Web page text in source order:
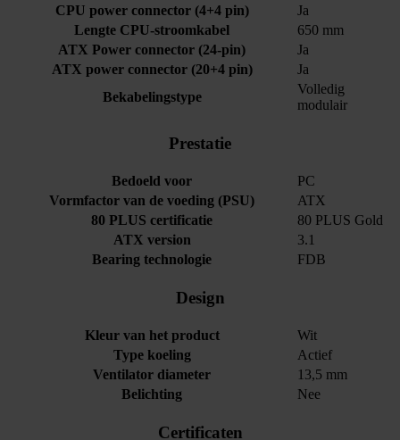
CPU power connector (4+4 pin)
Ja
Lengte CPU-stroomkabel
650 mm
ATX Power connector (24-pin)
Ja
ATX power connector (20+4 pin)
Ja
Bekabelingstype
Volledig
modulair
Prestatie
Bedoeld voor
PC
Vormfactor van de voeding (PSU)
ATX
80 PLUS certificatie
80 PLUS Gold
ATX version
3.1
Bearing technologie
FDB
Design
Kleur van het product
Wit
Type koeling
Actief
Ventilator diameter
13,5 mm
Belichting
Nee
Certificaten